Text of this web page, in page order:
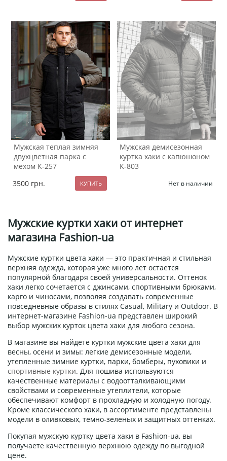
Мужская теплая зимняя
двухцветная парка с
мехом К-257
3500 грн.
Мужская демисезонная
куртка хаки с капюшоном
К-803
Нет в наличии
Мужские куртки хаки от интернет
магазина Fashion-ua
Мужские куртки цвета хаки — это практичная и стильная
верхняя одежда, которая уже много лет остается
популярной благодаря своей универсальности. Оттенок
хаки легко сочетается с джинсами, спортивными брюками,
карго и чиносами, позволяя создавать современные
повседневные образы в стилях Casual, Military и Outdoor. В
интернет-магазине Fashion-ua представлен широкий
выбор мужских курток цвета хаки для любого сезона.
В магазине вы найдете куртки мужские цвета хаки для
весны, осени и зимы: легкие демисезонные модели,
утепленные зимние куртки, парки, бомберы, пуховики и
спортивные куртки. Для пошива используются
качественные материалы с водоотталкивающими
свойствами и современные утеплители, которые
обеспечивают комфорт в прохладную и холодную погоду.
Кроме классического хаки, в ассортименте представлены
модели в оливковых, темно-зеленых и защитных оттенках.
Покупая мужскую куртку цвета хаки в Fashion-ua, вы
получаете качественную верхнюю одежду по выгодной
цене.